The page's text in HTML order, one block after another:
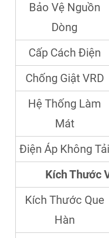
Bảo Vệ Nguồn
Dòng
Cấp Cách Điện
Chống Giật VRD
Hệ Thống Làm
Mát
Điện Áp Không Tải
Kích Thước
Kích Thước Que
Hàn